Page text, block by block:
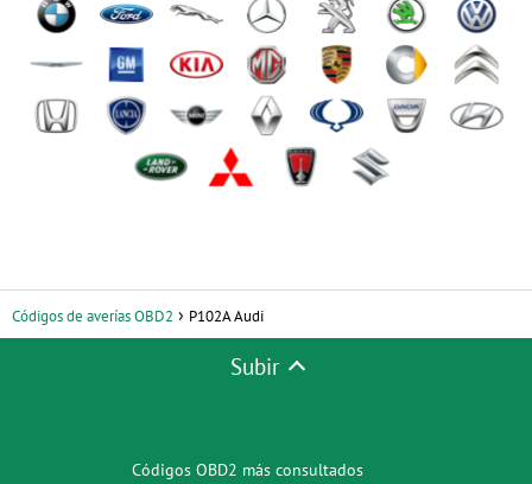
Códigos de averías OBD2 P102A Audi
Subir
Códigos OBD2 más consultados